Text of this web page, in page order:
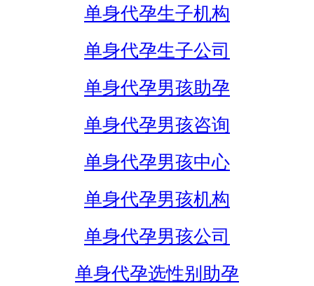
单身代孕生子机构
单身代孕生子公司
单身代孕男孩助孕
单身代孕男孩咨询
单身代孕男孩中心
单身代孕男孩机构
单身代孕男孩公司
单身代孕选性别助孕